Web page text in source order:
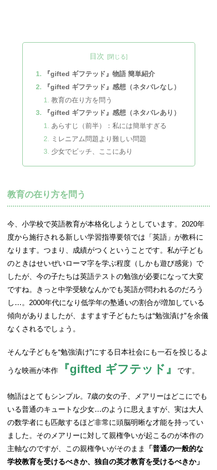
目次
『gifted ギフテッド』物語 簡単紹介
『gifted ギフテッド』感想（ネタバレなし）
教育の在り方を問う
『gifted ギフテッド』感想（ネタバレあり）
あらすじ（前半）：私には簡単すぎる
ミレニアム問題より難しい問題
少女でビッチ、ここにあり
教育の在り方を問う
今、小学校で英語教育が本格化しようとしています。2020年
度から施行される新しい学習指導要領では「英語」が教科に
なります。つまり、成績がつくということです。私が子ども
のときはせいぜいローマ字を学ぶ程度（しかも遊び感覚）で
したが、今の子たちは英語テストの勉強が必要になって大変
ですね。きっと中学受験なんかでも英語が問われるのだろう
し…。2000年代になり低学年の塾通いの割合が増加している
傾向がありましたが、ますます子どもたちは“勉強漬け”を余儀
なくされるでしょう。
そんな子どもを“勉強漬け”にする日本社会にも一石を投じるよ
うな映画が本作 『gifted ギフテッド』 です。
物語はとてもシンプル。7歳の女の子、メアリーはどこにでも
いる普通のキュートな少女…のように思えますが、実は大人
の数学者にも匹敵するほど非常に頭脳明晰な才能を持ってい
ました。そのメアリーに対して親権争いが起こるのが本作の
主軸なのですが、この親権争いがそのまま
「普通の一般的な
学校教育を受けるべきか、独自の英才教育を受けるべきか」